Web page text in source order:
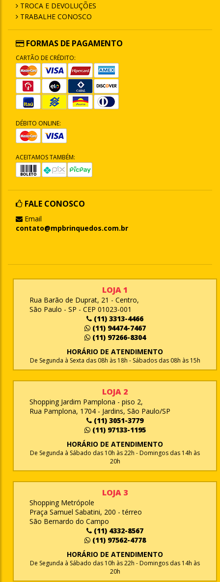
TROCA E DEVOLUÇÕES
TRABALHE CONOSCO
FORMAS DE PAGAMENTO
CARTÃO DE CRÉDITO:
DÉBITO ONLINE:
ACEITAMOS TAMBÉM:
FALE CONOSCO
Email
contato@mpbrinquedos.com.br
LOJA 1
Rua Barão de Duprat, 21 - Centro,
São Paulo - SP - CEP 01023-001
(11) 3313-4466
(11) 94474-7467
(11) 97266-8304
HORÁRIO DE ATENDIMENTO
De Segunda à Sexta das 08h às 18h - Sábados das 08h às 15h
LOJA 2
Shopping Jardim Pamplona - piso 2,
Rua Pamplona, 1704 - Jardins, São Paulo/SP
(11) 3051-3779
(11) 97133-1195
HORÁRIO DE ATENDIMENTO
De Segunda à Sábado das 10h às 22h - Domingos das 14h às
20h
LOJA 3
Shopping Metrópole
Praça Samuel Sabatini, 200 - térreo
São Bernardo do Campo
(11) 4332-8567
(11) 97562-4778
HORÁRIO DE ATENDIMENTO
De Segunda à Sábado das 10h às 22h - Domingos das 14h às
20h